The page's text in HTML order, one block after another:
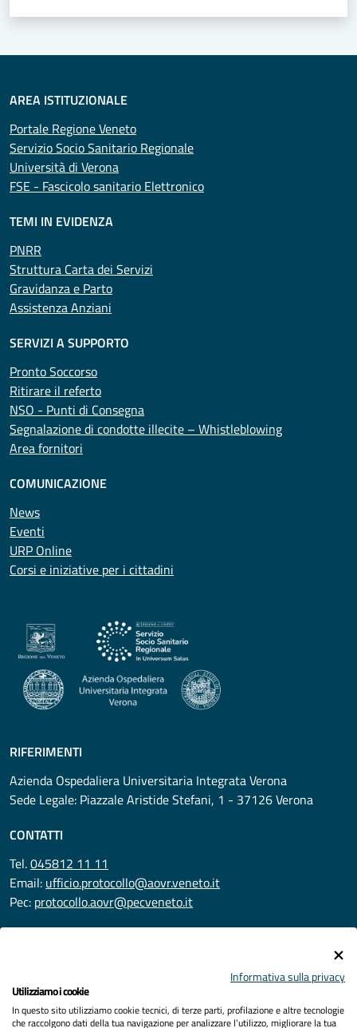
AREA ISTITUZIONALE
Portale Regione Veneto
Servizio Socio Sanitario Regionale
Università di Verona
FSE - Fascicolo sanitario Elettronico
TEMI IN EVIDENZA
PNRR
Struttura Carta dei Servizi
Gravidanza e Parto
Assistenza Anziani
SERVIZI A SUPPORTO
Pronto Soccorso
Ritirare il referto
NSO - Punti di Consegna
Segnalazione di condotte illecite – Whistleblowing
Area fornitori
COMUNICAZIONE
News
Eventi
URP Online
Corsi e iniziative per i cittadini
RIFERIMENTI
Azienda Ospedaliera Universitaria Integrata Verona
Sede Legale: Piazzale Aristide Stefani, 1 - 37126 Verona
CONTATTI
Tel.045812 11 11
Email: ufficio.protocollo@aovr.veneto.it
Pec: protocollo.aovr@pecveneto.it
Privacy
Informativa sulla privacy
Utilizziamo i cookie
In questo sito utilizziamo cookie tecnici, di terze parti, profilazione e altre tecnologie
che raccolgono dati della tua navigazione per analizzare l’utilizzo, migliorare la tua